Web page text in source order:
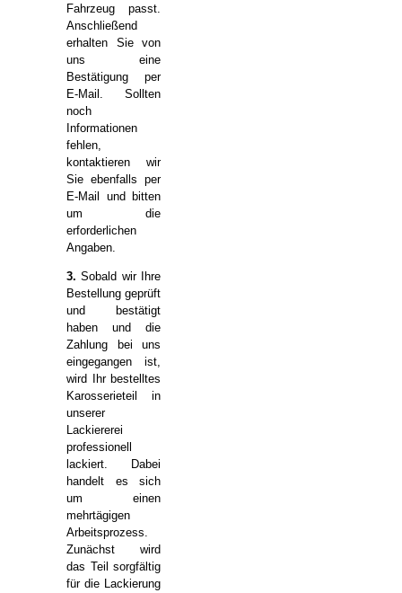
Fahrzeug passt.
Anschließend
erhalten Sie von
uns eine
Bestätigung per
E-Mail. Sollten
noch
Informationen
fehlen,
kontaktieren wir
Sie ebenfalls per
E-Mail und bitten
um die
erforderlichen
Angaben.
3. Sobald wir Ihre
Bestellung geprüft
und bestätigt
haben und die
Zahlung bei uns
eingegangen ist,
wird Ihr bestelltes
Karosserieteil in
unserer
Lackiererei
professionell
lackiert. Dabei
handelt es sich
um einen
mehrtägigen
Arbeitsprozess.
Zunächst wird
das Teil sorgfältig
für die Lackierung